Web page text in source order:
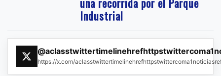
Industrial
https://x.com/